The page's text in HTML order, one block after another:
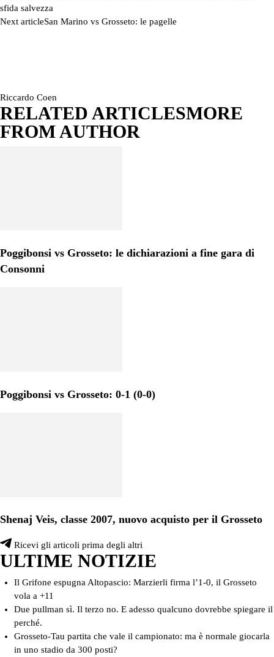
sfida salvezza
Next articleSan Marino vs Grosseto: le pagelle
Riccardo Coen
RELATED ARTICLESMORE
FROM AUTHOR
Poggibonsi vs Grosseto: le dichiarazioni a fine gara di
Consonni
Poggibonsi vs Grosseto: 0-1 (0-0)
Shenaj Veis, classe 2007, nuovo acquisto per il Grosseto
Ricevi gli articoli prima degli altri
ULTIME NOTIZIE
Il Grifone espugna Altopascio: Marzierli firma l’1-0, il Grosseto
vola a +11
Due pullman sì. Il terzo no. E adesso qualcuno dovrebbe spiegare il
perché.
Grosseto-Tau partita che vale il campionato: ma è normale giocarla
in uno stadio da 300 posti?